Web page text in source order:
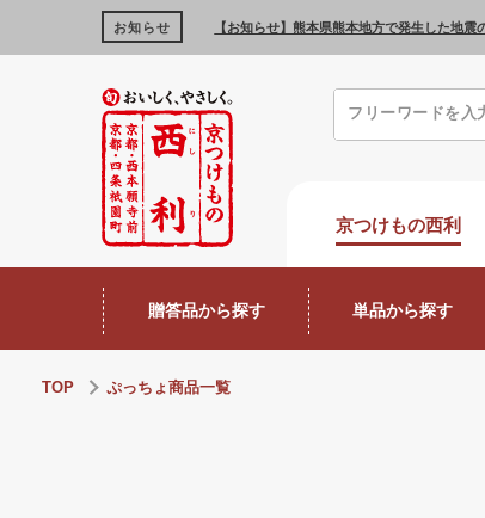
お知らせ 【お知らせ】熊本県熊本地方で発生した地
京つけもの西利
贈答品から探す 単品から探す
TOP ぷっちょ商品一覧